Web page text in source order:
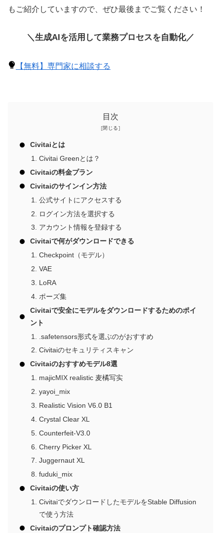
もご紹介していますので、ぜひ最後までご覧ください！
＼生成AIを活用して業務プロセスを自動化／
【無料】専門家に相談する
目次
Civitaiとは
Civitai Greenとは？
Civitaiの料金プラン
Civitaiのサインイン方法
公式サイトにアクセスする
ログイン方法を選択する
アカウント情報を登録する
Civitaiで何がダウンロードできる
Checkpoint（モデル）
VAE
LoRA
ポーズ集
Civitaiで安全にモデルをダウンロードするためのポイ
ント
.safetensors形式を選ぶのがおすすめ
Civitaiのセキュリティスキャン
Civitaiのおすすめモデル8選
majicMIX realistic 麦橘写实
yayoi_mix
Realistic Vision V6.0 B1
Crystal Clear XL
Counterfeit-V3.0
Cherry Picker XL
Juggernaut XL
fuduki_mix
Civitaiの使い方
CivitaiでダウンロードしたモデルをStable Diffusion
で使う方法
Civitaiのプロンプト確認方法